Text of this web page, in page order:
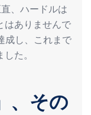
、ハードルは
はありませんで
成し、これまで
た。
、その